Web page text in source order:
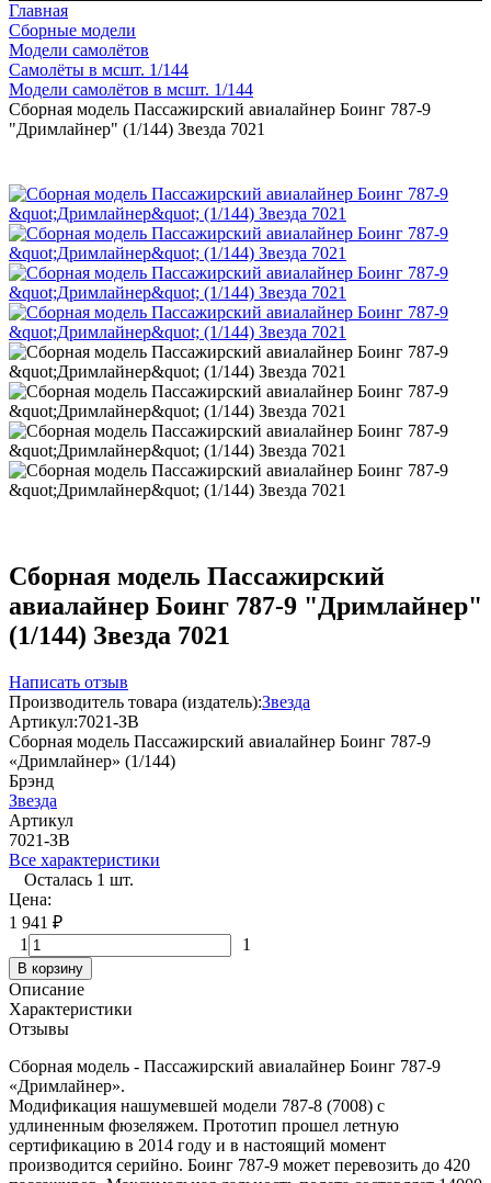
Главная
Сборные модели
Модели самолётов
Самолёты в мсшт. 1/144
Модели самолётов в мсшт. 1/144
Сборная модель Пассажирский авиалайнер Боинг 787-9
"Дримлайнер" (1/144) Звезда 7021
Сборная модель Пассажирский
авиалайнер Боинг 787-9 "Дримлайнер"
(1/144) Звезда 7021
Написать отзыв
Производитель товара (издатель):Звезда
Артикул:7021-ЗВ
Сборная модель Пассажирский авиалайнер Боинг 787-9
«Дримлайнер» (1/144)
Брэнд
Звезда
Артикул
7021-ЗВ
Все характеристики
Осталась 1 шт.
Цена:
1 941 ₽
1
1
В корзину
Описание
Характеристики
Отзывы
Сборная модель - Пассажирский авиалайнер Боинг 787-9
«Дримлайнер».
Модификация нашумевшей модели 787-8 (7008) с
удлиненным фюзеляжем. Прототип прошел летную
сертификацию в 2014 году и в настоящий момент
производится серийно. Боинг 787-9 может перевозить до 420